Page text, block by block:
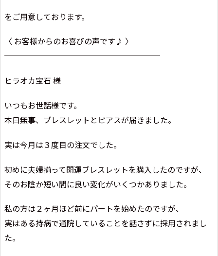
をご用意しております。
〈 お客様からのお喜びの声です♪ 〉
────────────────────
ヒラオカ宝石 様
いつもお世話様です。
本日無事、ブレスレットとピアスが届きました。
実は今月は３度目の注文でした。
初めに夫婦揃って開運ブレスレットを購入したのですが、
そのお陰か短い間に良い変化がいくつかありました。
私の方は２ヶ月ほど前にパートを始めたのですが、
実はある持病で通院していることを話さずに採用されまし
た。